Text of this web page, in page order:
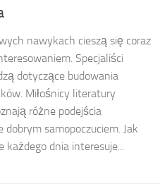
nawykach cieszą się coraz
Specjaliści
dotyczące budowania
Miłośnicy literatury
różne podejścia
dobrym samopoczuciem. Jak
każdego dnia interesuje...